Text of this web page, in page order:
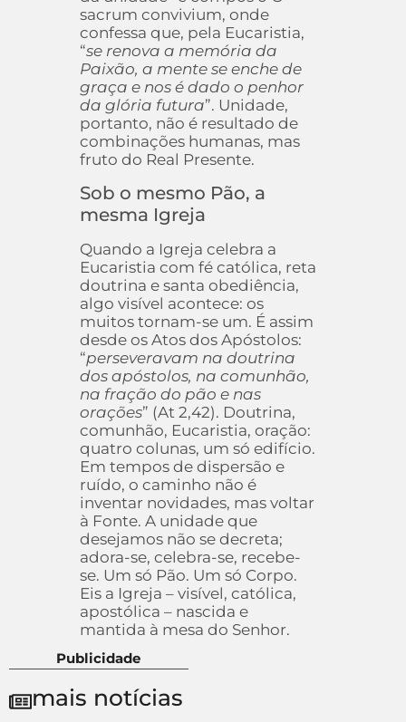
sacrum convivium, onde
confessa que, pela Eucaristia,
“se renova a memória da
Paixão, a mente se enche de
graça e nos é dado o penhor
da glória futura”. Unidade,
portanto, não é resultado de
combinações humanas, mas
fruto do Real Presente.
Sob o mesmo Pão, a
mesma Igreja
Quando a Igreja celebra a
Eucaristia com fé católica, reta
doutrina e santa obediência,
algo visível acontece: os
muitos tornam-se um. É assim
desde os Atos dos Apóstolos:
“perseveravam na doutrina
dos apóstolos, na comunhão,
na fração do pão e nas
orações” (At 2,42). Doutrina,
comunhão, Eucaristia, oração:
quatro colunas, um só edifício.
Em tempos de dispersão e
ruído, o caminho não é
inventar novidades, mas voltar
à Fonte. A unidade que
desejamos não se decreta;
adora-se, celebra-se, recebe-
se. Um só Pão. Um só Corpo.
Eis a Igreja – visível, católica,
apostólica – nascida e
mantida à mesa do Senhor.
Publicidade
mais notícias